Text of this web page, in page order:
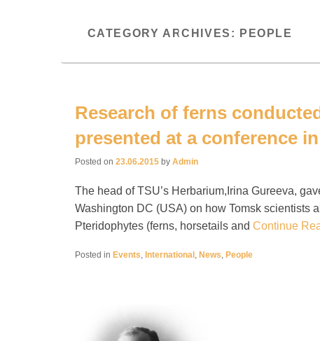
CATEGORY ARCHIVES: PEOPLE
Research of ferns
presented at a conference
Posted on 23.06.2015 by Admin
The head of TSU’s Herbarium,Irina Gureeva,
Washington DC (USA) on how Tomsk scientists
Pteridophytes (ferns, horsetails and Continue
Posted in Events, International , News, People